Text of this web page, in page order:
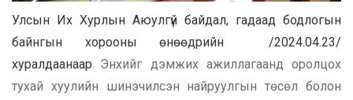
Улсын Их Хурлын Аюулгүй байдал, гадаад бодлогын
байнгын хорооны өнөөдрийн /2024.04.23/
хуралдаанаар Энхийг дэмжих ажиллагаанд оролцох
тухай хуулийн шинэчилсэн найруулгын төсөл болон